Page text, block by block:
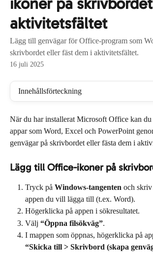
aktivitetsfältet
Lägg till genvägar för Office-program som
skrivbordet eller fäst dem i aktivitetsfältet.
16 juli 2025
Innehållsförteckning
När du har installerat Microsoft Office kan du
appar som Word, Excel och PowerPoint
genvägar på skrivbordet eller fästa dem i
Lägg till Office-ikoner på
Tryck på Windows-tangenten och
appen du vill lägga till (t.ex. Word).
Högerklicka på appen i sökresultatet.
Välj “Öppna filsökväg”.
I mappen som öppnas, högerklicka på
“Skicka till > Skrivbord (skapa